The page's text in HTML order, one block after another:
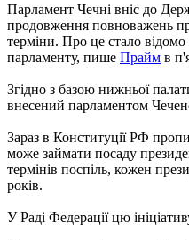
Парламент Чечні вніс до
продовження повноважень
терміни. Про це стало
парламенту, пише Прайм в
Згідно з базою нижньої
внесений парламентом
Зараз в Конституції РФ
може займати посаду
термінів поспіль, кожен
років.
У Раді Федерації цю